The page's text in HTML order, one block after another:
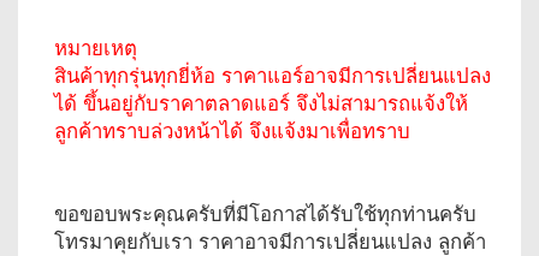
หมายเหตุ
สินค้าทุกรุ่นทุกยี่ห้อ ราคาแอร์อาจมีการเปลี่ยนแปลง
ได้ ขึ้นอยู่กับราคาตลาดแอร์ จึงไม่สามารถแจ้งให้
ลูกค้าทราบล่วงหน้าได้ จึงแจ้งมาเพื่อทราบ
ขอขอบพระคุณครับที่มีโอกาสได้รับใช้ทุกท่านครับ
โทรมาคุยกับเรา ราคาอาจมีการเปลี่ยนแปลง ลูกค้า